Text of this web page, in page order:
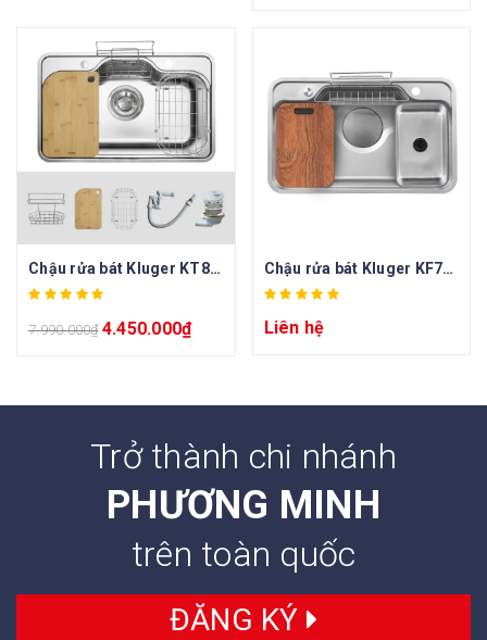
Chậu rửa bát Kluger KT8050FS – S80 Plus
7.990.000₫ 4.450.000₫
Chậu rửa bát Kluger KF7848FS – S78
Liên hệ
Trở thành chi nhánh
PHƯƠNG MINH
trên toàn quốc
ĐĂNG KÝ